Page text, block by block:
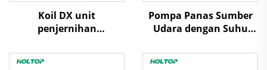
Koil DX unit
penjernihan
Pompa Panas Sumber
Udara dengan Suhu
Dilepas Uap Scroll